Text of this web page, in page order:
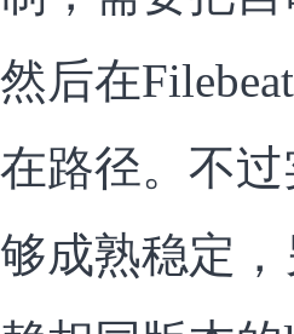
然后在
在路径。不
够成熟稳定